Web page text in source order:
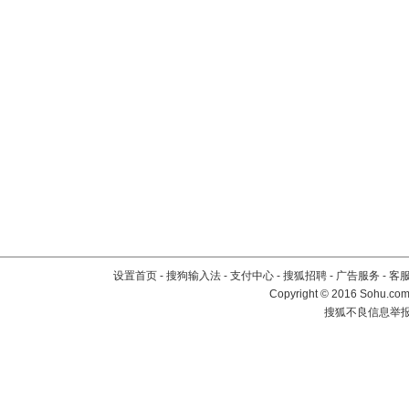
设置首页 - 搜狗输入法 - 支付中心 - 搜狐招聘 - 广告服务 - 客
Copyright©2016
搜狐不良信息举